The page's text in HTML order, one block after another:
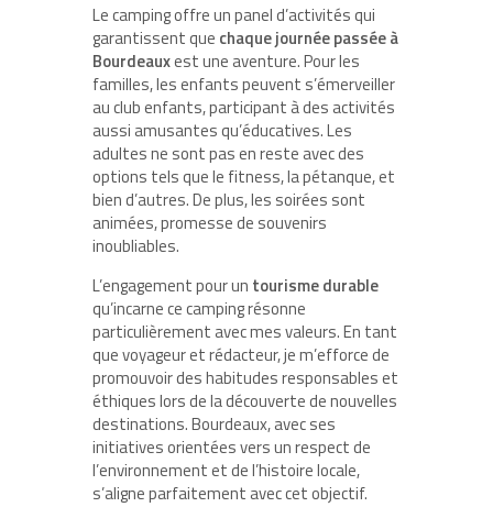
Le camping offre un panel d’activités qui
garantissent que chaque journée passée à
Bourdeauxest une aventure. Pour les
familles, les enfants peuvent s’émerveiller
au club enfants, participant à des activités
aussi amusantes qu’éducatives. Les
adultes ne sont pas en reste avec des
options tels que le fitness, la pétanque, et
bien d’autres. De plus, les soirées sont
animées, promesse de souvenirs
inoubliables.
L’engagement pour un tourisme durable
qu’incarne ce camping résonne
particulièrement avec mes valeurs. En tant
que voyageur et rédacteur, je m’efforce de
promouvoir des habitudes responsables et
éthiques lors de la découverte de nouvelles
destinations. Bourdeaux, avec ses
initiatives orientées vers un respect de
l’environnement et de l’histoire locale,
s’aligne parfaitement avec cet objectif.